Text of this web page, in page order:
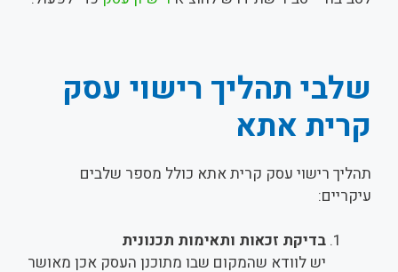
שלבי תהליך רישוי עסק
קרית אתא
תהליך רישוי עסק קרית אתא כולל מספר שלבים
עיקריים:
בדיקת זכאות ותאימות תכנונית
יש לוודא שהמקום שבו מתוכנן העסק אכן מאושר